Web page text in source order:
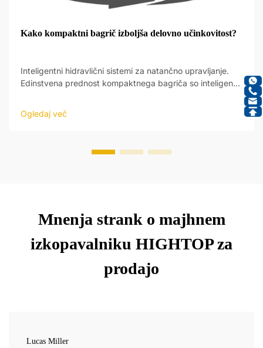
Kako kompaktni bagrič izboljša delovno učinkovitost?
Inteligentni hidravlični sistemi za natančno upravljanje.
Edinstvena prednost kompaktnega bagriča so inteligentni
ukaze operatorja ter samodejno prilagajajo delovanje...
Ogledaj več
Mnenja strank o majhnem
izkopavalniku HIGHTOP za
prodajo
Lucas Miller